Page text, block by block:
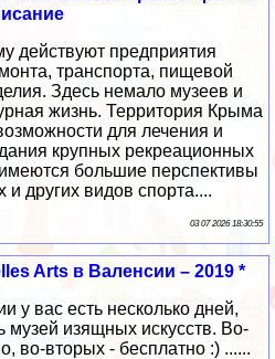
действуют предприятия
транспорта, пищевой
Здесь немало музеев и
жизнь. Территория Крыма
для лечения и
крупных рекреационных
большие перспективы
и других видов спорта....
03 07 2026 18:30:55
Arts в Валенсии – 2019 *
у вас есть несколько дней,
музей изящных искусств. Во-
во-вторых - бесплатно :) ......